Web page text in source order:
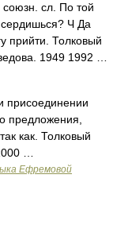
сл. По той
Ч Да
прийти. Толковый
1949 1992 …
присоединении
предложения,
как. Толковый
…
Ефремовой